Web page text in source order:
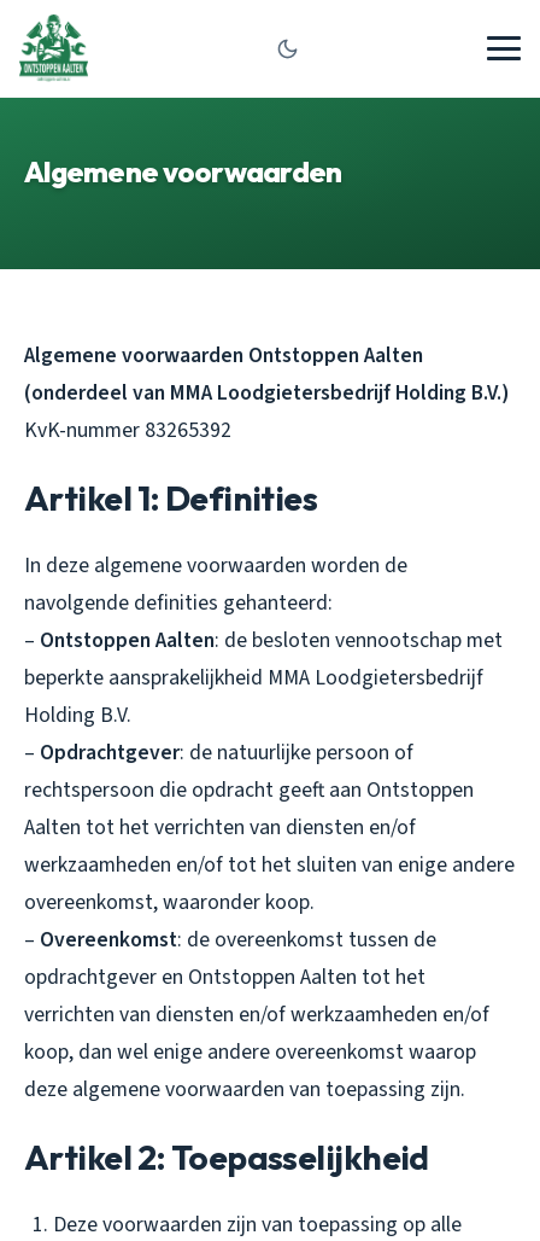
Algemene voorwaarden
Algemene voorwaarden Ontstoppen Aalten
(onderdeel van MMA Loodgietersbedrijf Holding B.V.)
KvK-nummer 83265392
Artikel 1: Definities
In deze algemene voorwaarden worden de
navolgende definities gehanteerd:
– Ontstoppen Aalten: de besloten vennootschap met
beperkte aansprakelijkheid MMA Loodgietersbedrijf
Holding B.V.
– Opdrachtgever: de natuurlijke persoon of
rechtspersoon die opdracht geeft aan Ontstoppen
Aalten tot het verrichten van diensten en/of
werkzaamheden en/of tot het sluiten van enige andere
overeenkomst, waaronder koop.
– Overeenkomst: de overeenkomst tussen de
opdrachtgever en Ontstoppen Aalten tot het
verrichten van diensten en/of werkzaamheden en/of
koop, dan wel enige andere overeenkomst waarop
deze algemene voorwaarden van toepassing zijn.
Artikel 2: Toepasselijkheid
Deze voorwaarden zijn van toepassing op alle